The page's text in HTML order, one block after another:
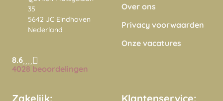
35
5642 JC Eindhoven
Nederland
8.6
4028 beoordelingen
Over ons
Privacy voorwaarden
Onze vacatures
Zakelijk: Klantenservice: